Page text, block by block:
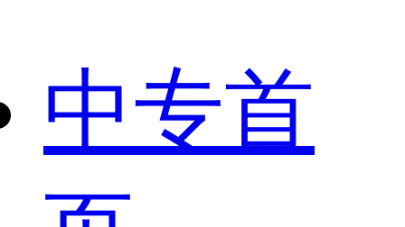
中专首